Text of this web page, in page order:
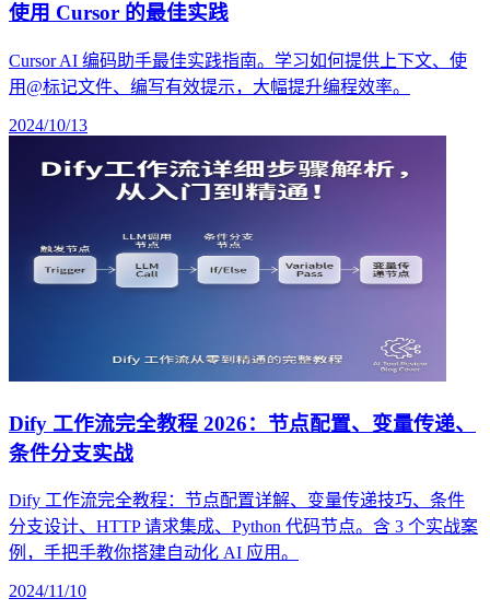
使用 Cursor 的最佳实践
Cursor AI 编码助手最佳实践指南。学习如何提供上下文、使
用@标记文件、编写有效提示，大幅提升编程效率。
2024/10/13
Dify 工作流完全教程 2026：节点配置、变量传递、
条件分支实战
Dify 工作流完全教程：节点配置详解、变量传递技巧、条件
分支设计、HTTP 请求集成、Python 代码节点。含 3 个实战案
例，手把手教你搭建自动化 AI 应用。
2024/11/10